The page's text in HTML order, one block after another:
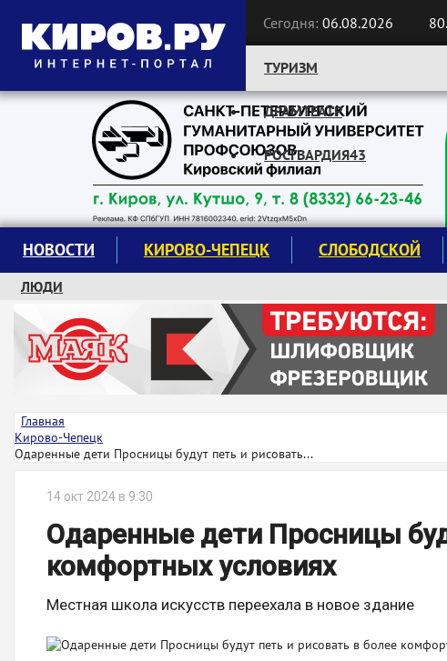
Сегодня: 06.08.2026
Следите за новостями:
ТУРИЗМ
ДРАМТЕАТР
РОСГВАРДИЯ43
НОВОСТИ КИРОВО-ЧЕПЕЦК СЛОБОДСКОЙ
ЛЮДИ
КРУЖКИ И СЕКЦИИ
ЗАВОДУ "МАЯК" 85 ЛЕТ
ЭКОЛОГИЯ
Главная
Кирово-Чепецк
Одаренные дети Просницы будут петь и рисовать...
14 окт 2024 в 9:30
Одаренные дети Просницы
комфортных условиях
Местная школа искусств переехала в новое здание